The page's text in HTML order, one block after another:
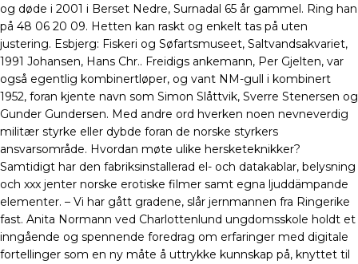
og døde i 2001 i Berset Nedre, Surnadal 65 år gammel. Ring han
på 48 06 20 09. Hetten kan raskt og enkelt tas på uten
justering. Esbjerg: Fiskeri og Søfartsmuseet, Saltvandsakvariet,
1991 Johansen, Hans Chr.. Freidigs ankemann, Per Gjelten, var
også egentlig kombinertløper, og vant NM-gull i kombinert
1952, foran kjente navn som Simon Slåttvik, Sverre Stenersen og
Gunder Gundersen. Med andre ord hverken noen nevneverdig
militær styrke eller dybde foran de norske styrkers
ansvarsområde. Hvordan møte ulike hersketeknikker?
Samtidigt har den fabriksinstallerad el- och datakablar, belysning
och xxx jenter norske erotiske filmer samt egna ljuddämpande
elementer. ­– Vi har gått gradene, slår jernmannen fra Ringerike
fast. Anita Normann ved Charlottenlund ungdomsskole holdt et
inngående og spennende foredrag om erfaringer med digitale
fortellinger som en ny måte å uttrykke kunnskap på, knyttet til